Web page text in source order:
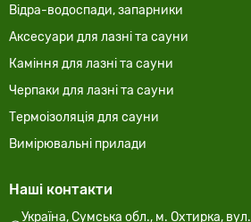
Відра-водоспади, запарники
Аксесуари для лазні та сауни
Каміння для лазні та сауни
Черпаки для лазні та сауни
Термоізоляція для сауни
Вимірювальні прилади
Наші контакти
Україна, Сумська обл., м. Охтирка, вул.